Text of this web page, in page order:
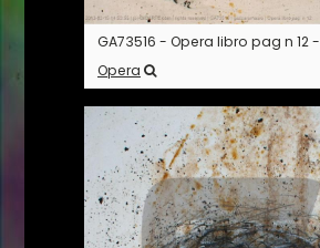
GA73516 - Opera libro pag n 12 -
Opera